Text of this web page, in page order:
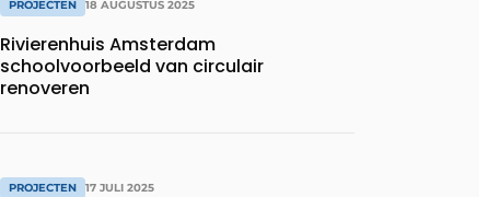
PROJECTEN 18 AUGUSTUS 2025
Rivierenhuis Amsterdam
schoolvoorbeeld van circulair
renoveren
PROJECTEN 17 JULI 2025